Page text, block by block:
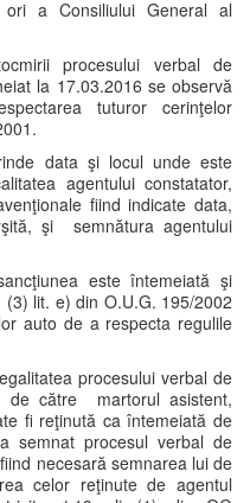
ori a Consiliului General al
procesului verbal de
la 17.03.2016 se observă
tuturor cerinţelor
data şi locul unde este
agentului constatator,
fiind indicate data,
şi semnătura agentului
este întemeiată şi
lit. e) din O.U.G. 195/2002
auto de a respecta regulile
procesului verbal de
de către martorul asistent,
fi reţinută ca întemeiată de
semnat procesul verbal de
necesară semnarea lui de
celor reţinute de agentul